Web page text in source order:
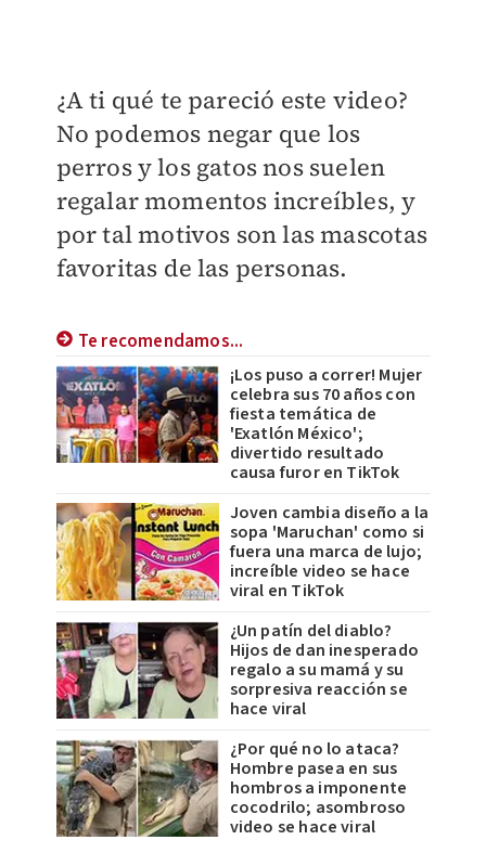
¿A ti qué te pareció este video?
No podemos negar que los
perros y los gatos nos suelen
regalar momentos increíbles, y
por tal motivos son las mascotas
favoritas de las personas.
Te recomendamos...
¡Los puso a correr! Mujer
celebra sus 70 años con
fiesta temática de
'Exatlón México';
divertido resultado
causa furor en TikTok
Joven cambia diseño a la
sopa 'Maruchan' como si
fuera una marca de lujo;
increíble video se hace
viral en TikTok
¿Un patín del diablo?
Hijos de dan inesperado
regalo a su mamá y su
sorpresiva reacción se
hace viral
¿Por qué no lo ataca?
Hombre pasea en sus
hombros a imponente
cocodrilo; asombroso
video se hace viral